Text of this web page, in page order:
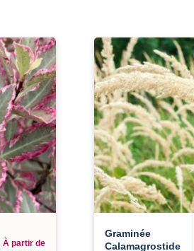
À partir de
Graminée
Calamagrostide